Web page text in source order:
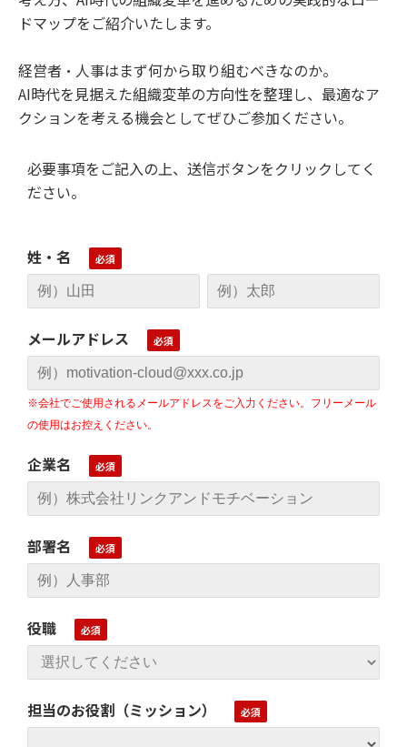
ドマップをご紹介いたします。
経営者・人事はまず何から取り組むべきなのか。
AI時代を見据えた組織変革の方向性を整理し、最適なア
クションを考える機会としてぜひご参加ください。
必要事項をご記入の上、送信ボタンをクリックしてく
ださい。
姓・名
メールアドレス
※会社でご使用されるメールアドレスをご入力ください。フリーメール
の使用はお控えください。
企業名
部署名
役職
担当のお役割（ミッション）